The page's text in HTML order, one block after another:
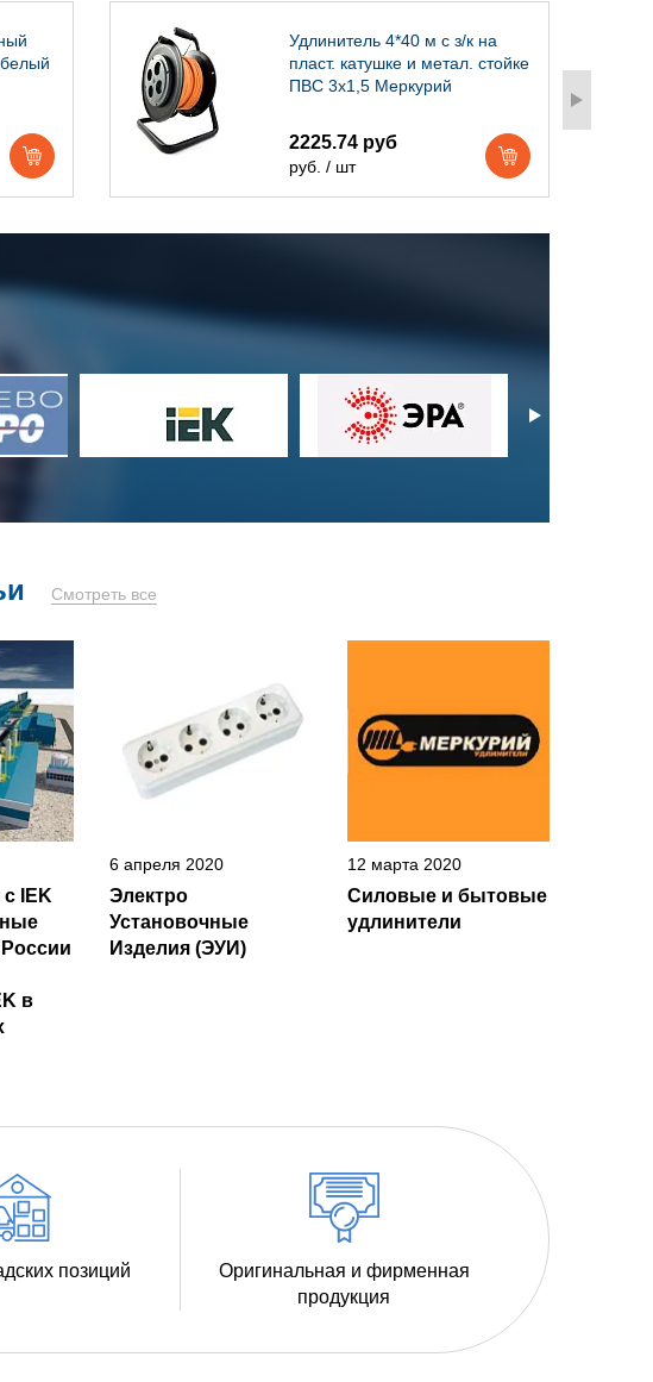
Удлинитель 4*40 м с з/к на
пласт. катушке и метал. стойке
ПВС 3х1,5 Меркурий
2225.74 руб
руб. / шт
Смотреть все
IEK
в
6 апреля 2020
Электро
Установочные
Изделия (ЭУИ)
12 марта 2020
Силовые и бытовые
удлинители
позиций
Оригинальная и фирменная
продукция